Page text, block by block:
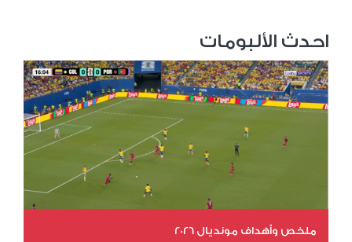
احدث الألبومات
ملخص وأهداف مونديال 2026